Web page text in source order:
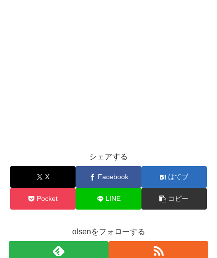
シェアする
X Facebook はてブ
Pocket LINE コピー
olsenをフォローする